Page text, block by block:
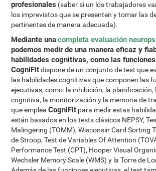
profesionales (saber si un los trabajadores
los imprevistos que se presenten y tomar las
pertinentes de manera adecuada).
Mediante unacompleta evaluación
podemos medir de una manera eficaz y
habilidades cognitivas, como las
CogniFitdispone de un conjunto de test que
las habilidades cognitivas que componen las
ejecutivas, como: la inhibición, la planificación,
cognitiva, la monitorización y la memoria de
que empleaCogniFit para medir estas
están basados en los tests clásicos NEPSY,
Malingering (TOMM), Wisconsin Card Sorting
de Stroop, Test de Variables Of Attention
Performance Test (CPT), Hooper Visual
Wechsler Memory Scale (WMS) y la Torre de